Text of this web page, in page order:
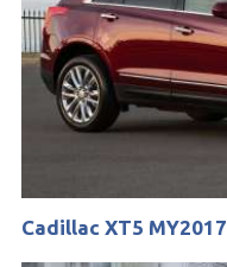
Cadillac XT5 MY2017